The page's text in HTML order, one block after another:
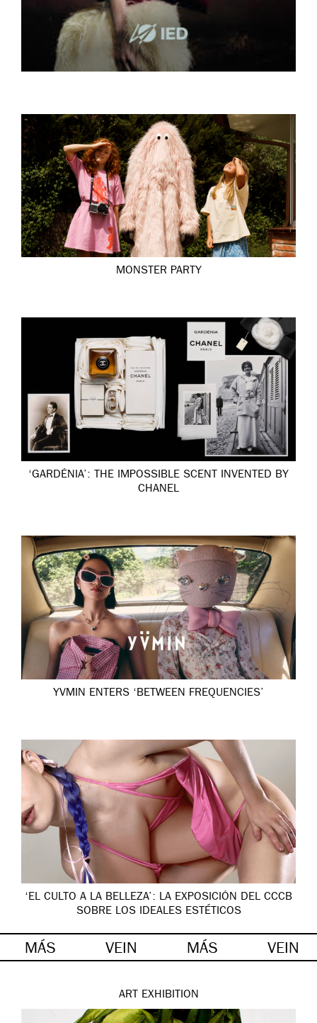
MONSTER PARTY
‘GARDÉNIA’: THE IMPOSSIBLE SCENT INVENTED BY
CHANEL
YVMIN ENTERS ‘BETWEEN FREQUENCIES’
‘EL CULTO A LA BELLEZA’: LA EXPOSICIÓN DEL CCCB
SOBRE LOS IDEALES ESTÉTICOS
MÁS VEIN MÁS VEIN
ART EXHIBITION